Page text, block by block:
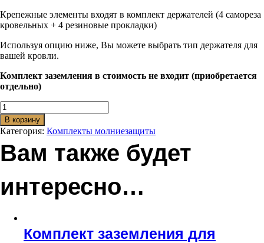
Крепежные элементы входят в комплект держателей (4 самореза
кровельных + 4 резиновые прокладки)
Используя опцию ниже, Вы можете выбрать тип держателя для
вашей кровли.
Комплект заземления в стоимость не входит (приобретается
отдельно)
Количество
товара
Комплект
громоотвода
длина
конька
10м
В корзину
Категория: Комплекты молниезащиты
Вам также будет
интересно…
Комплект заземления для